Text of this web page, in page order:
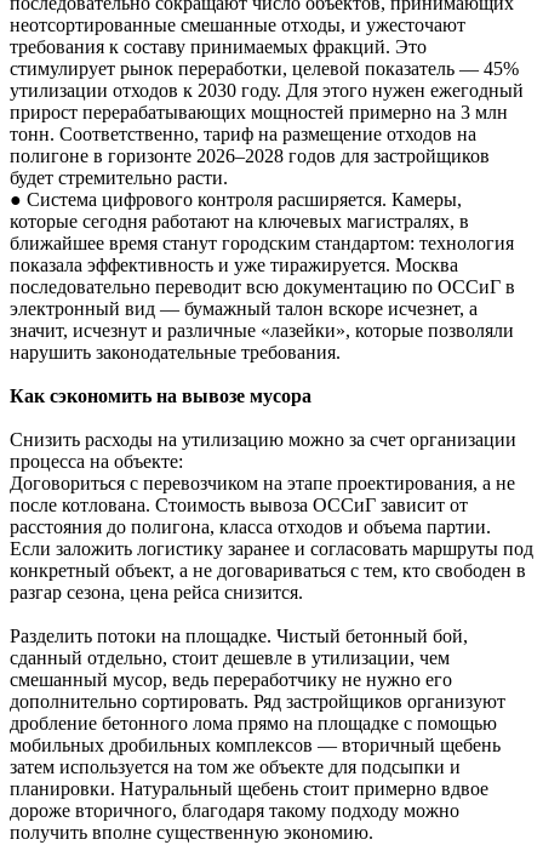
неотсортированные смешанные отходы, и ужесточают
требования к составу принимаемых фракций. Это
стимулирует рынок переработки, целевой показатель — 45%
утилизации отходов к 2030 году. Для этого нужен ежегодный
прирост перерабатывающих мощностей примерно на 3 млн
тонн. Соответственно, тариф на размещение отходов на
полигоне в горизонте 2026–2028 годов для застройщиков
будет стремительно расти.
● Система цифрового контроля расширяется. Камеры,
которые сегодня работают на ключевых магистралях, в
ближайшее время станут городским стандартом: технология
показала эффективность и уже тиражируется. Москва
последовательно переводит всю документацию по ОССиГ в
электронный вид — бумажный талон вскоре исчезнет, а
значит, исчезнут и различные «лазейки», которые позволяли
нарушить законодательные требования.
Как сэкономить на вывозе мусора
Снизить расходы на утилизацию можно за счет организации
процесса на объекте:
Договориться с перевозчиком на этапе проектирования, а не
после котлована. Стоимость вывоза ОССиГ зависит от
расстояния до полигона, класса отходов и объема партии.
Если заложить логистику заранее и согласовать маршруты под
конкретный объект, а не договариваться с тем, кто свободен в
разгар сезона, цена рейса снизится.
Разделить потоки на площадке. Чистый бетонный бой,
сданный отдельно, стоит дешевле в утилизации, чем
смешанный мусор, ведь переработчику не нужно его
дополнительно сортировать. Ряд застройщиков организуют
дробление бетонного лома прямо на площадке с помощью
мобильных дробильных комплексов — вторичный щебень
затем используется на том же объекте для подсыпки и
планировки. Натуральный щебень стоит примерно вдвое
дороже вторичного, благодаря такому подходу можно
получить вполне существенную экономию.